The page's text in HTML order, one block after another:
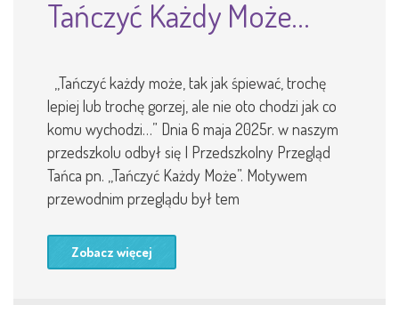
Tańczyć Każdy Może…
,,Tańczyć każdy może, tak jak śpiewać, trochę
lepiej lub trochę gorzej, ale nie oto chodzi jak co
komu wychodzi…” Dnia 6 maja 2025r. w naszym
przedszkolu odbył się I Przedszkolny Przegląd
Tańca pn. ,,Tańczyć Każdy Może”. Motywem
przewodnim przeglądu był tem
Zobacz więcej